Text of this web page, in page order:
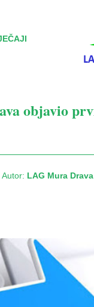
objavio
Autor: LAG Mura Drava